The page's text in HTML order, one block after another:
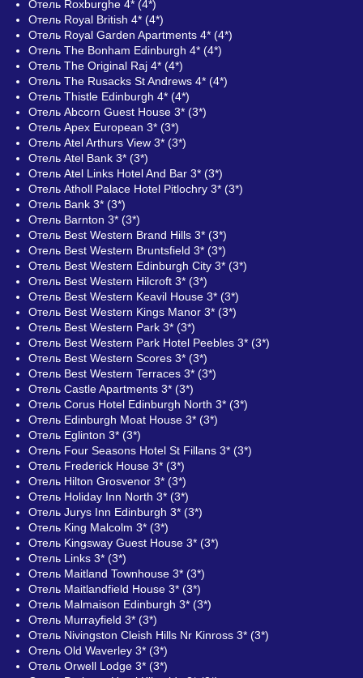
Отель Roxburghe 4* (4*)
Отель Royal British 4* (4*)
Отель Royal Garden Apartments 4* (4*)
Отель The Bonham Edinburgh 4* (4*)
Отель The Original Raj 4* (4*)
Отель The Rusacks St Andrews 4* (4*)
Отель Thistle Edinburgh 4* (4*)
Отель Abcorn Guest House 3* (3*)
Отель Apex European 3* (3*)
Отель Atel Arthurs View 3* (3*)
Отель Atel Bank 3* (3*)
Отель Atel Links Hotel And Bar 3* (3*)
Отель Atholl Palace Hotel Pitlochry 3* (3*)
Отель Bank 3* (3*)
Отель Barnton 3* (3*)
Отель Best Western Brand Hills 3* (3*)
Отель Best Western Bruntsfield 3* (3*)
Отель Best Western Edinburgh City 3* (3*)
Отель Best Western Hilcroft 3* (3*)
Отель Best Western Keavil House 3* (3*)
Отель Best Western Kings Manor 3* (3*)
Отель Best Western Park 3* (3*)
Отель Best Western Park Hotel Peebles 3* (3*)
Отель Best Western Scores 3* (3*)
Отель Best Western Terraces 3* (3*)
Отель Castle Apartments 3* (3*)
Отель Corus Hotel Edinburgh North 3* (3*)
Отель Edinburgh Moat House 3* (3*)
Отель Eglinton 3* (3*)
Отель Four Seasons Hotel St Fillans 3* (3*)
Отель Frederick House 3* (3*)
Отель Hilton Grosvenor 3* (3*)
Отель Holiday Inn North 3* (3*)
Отель Jurys Inn Edinburgh 3* (3*)
Отель King Malcolm 3* (3*)
Отель Kingsway Guest House 3* (3*)
Отель Links 3* (3*)
Отель Maitland Townhouse 3* (3*)
Отель Maitlandfield House 3* (3*)
Отель Malmaison Edinburgh 3* (3*)
Отель Murrayfield 3* (3*)
Отель Nivingston Cleish Hills Nr Kinross 3* (3*)
Отель Old Waverley 3* (3*)
Отель Orwell Lodge 3* (3*)